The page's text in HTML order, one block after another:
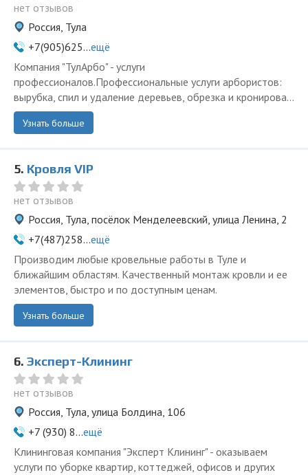
нет отзывов
Россия, Тула
+7(905)625...ещё
Компания "ТулАрбо" - услуги
профессионалов.Профессиональные услуги арбористов:
вырубка, спил и удаление деревьев, обрезка и кронирова...
Узнать больше
5. Кровля VIP
нет отзывов
Россия, Тула, посёлок Менделеевский, улица Ленина, 2
+7(487)258...ещё
Производим любые кровельные работы в Туле и
ближайшим областям. Качественный монтаж кровли и ее
элементов, быстро и по доступным ценам.
Узнать больше
6. Эксперт-Клининг
нет отзывов
Россия, Тула, улица Болдина, 106
+7 (930) 8...ещё
Клининговая компания "Эксперт Клининг" - оказываем
услуги по уборке квартир, коттеджей, офисов и других